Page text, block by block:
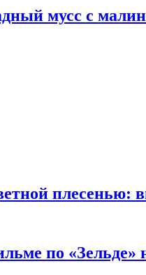
мусс с
плесенью:
по